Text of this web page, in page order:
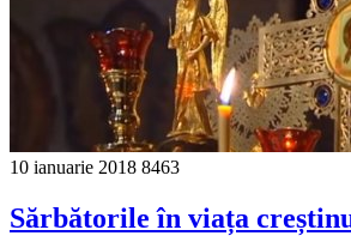
10 ianuarie 2018 8463
Sărbătorile în viața